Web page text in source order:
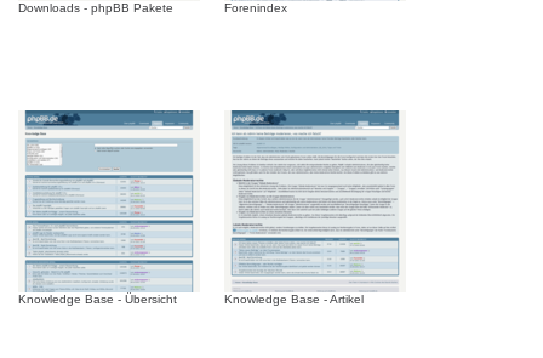
Downloads - phpBB Pakete Forenindex
Knowledge Base - Übersicht Knowledge Base - Artikel